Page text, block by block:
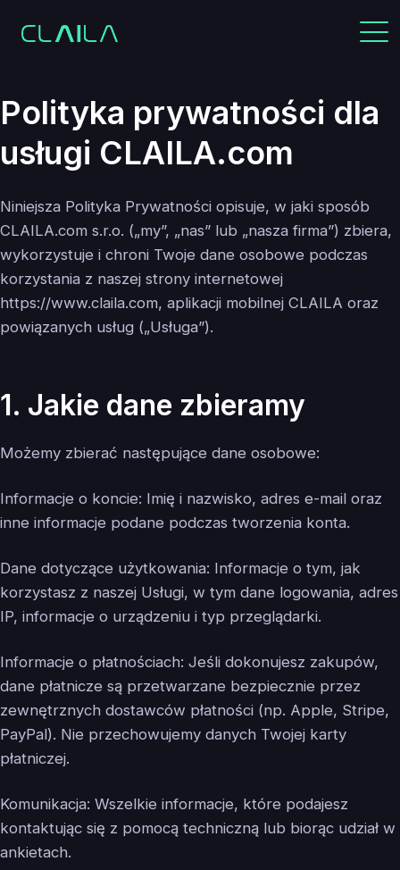
Polityka prywatności dla
usługi CLAILA.com
Niniejsza Polityka Prywatności opisuje, w jaki sposób
CLAILA.com s.r.o. („my”, „nas” lub „nasza firma”) zbiera,
wykorzystuje i chroni Twoje dane osobowe podczas
korzystania z naszej strony internetowej
https://www.claila.com, aplikacji mobilnej CLAILA oraz
powiązanych usług („Usługa”).
1. Jakie dane zbieramy
Możemy zbierać następujące dane osobowe:
Informacje o koncie: Imię i nazwisko, adres e-mail oraz
inne informacje podane podczas tworzenia konta.
Dane dotyczące użytkowania: Informacje o tym, jak
korzystasz z naszej Usługi, w tym dane logowania, adres
IP, informacje o urządzeniu i typ przeglądarki.
Informacje o płatnościach: Jeśli dokonujesz zakupów,
dane płatnicze są przetwarzane bezpiecznie przez
zewnętrznych dostawców płatności (np. Apple, Stripe,
PayPal). Nie przechowujemy danych Twojej karty
płatniczej.
Komunikacja: Wszelkie informacje, które podajesz
kontaktując się z pomocą techniczną lub biorąc udział w
ankietach.